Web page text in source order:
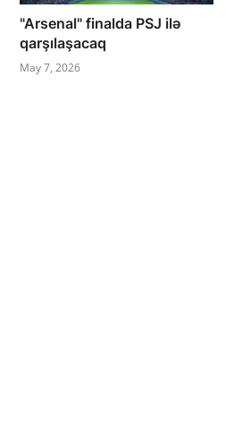
"Arsenal" finalda PSJ ilə
qarşılaşacaq
May 7, 2026